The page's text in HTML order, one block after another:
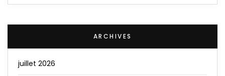
ARCHIVES
juillet 2026